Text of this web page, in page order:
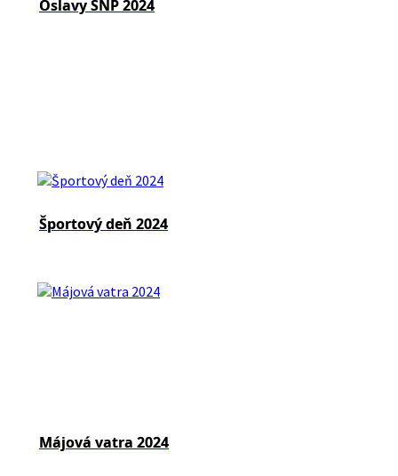
Oslavy SNP 2024
Športový deň 2024
Májová vatra 2024